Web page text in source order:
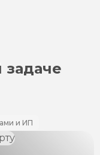
задаче
и ИП